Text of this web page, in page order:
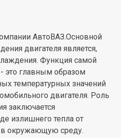
АвтоВАЗ.Основной
двигателя является,
Функция самой
это главным образом
температурных значений
двигателя. Роль
заключается
излишнего тепла от
в окружающую среду.